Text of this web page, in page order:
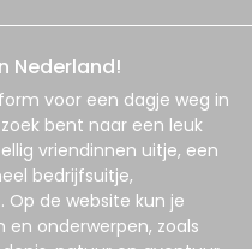
Nederland!
voor een dagje weg in
bent naar een leuk
vriendinnen uitje, een
bedrijfsuitje,
Op de website kun je
en onderwerpen, zoals